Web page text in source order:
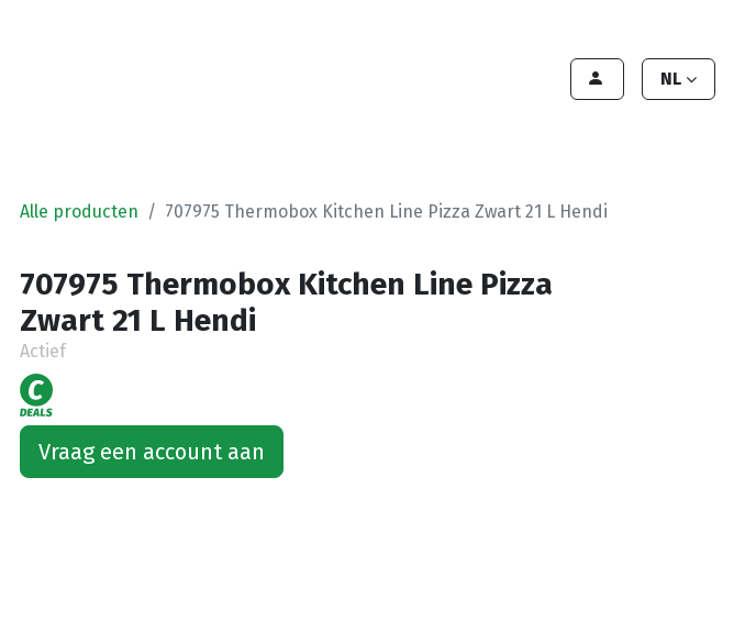
NL
Alle producten 707975 Thermobox Kitchen Line Pizza Zwart 21 L Hendi
707975 Thermobox Kitchen Line Pizza
Zwart 21 L Hendi
Actief
Vraag een account aan